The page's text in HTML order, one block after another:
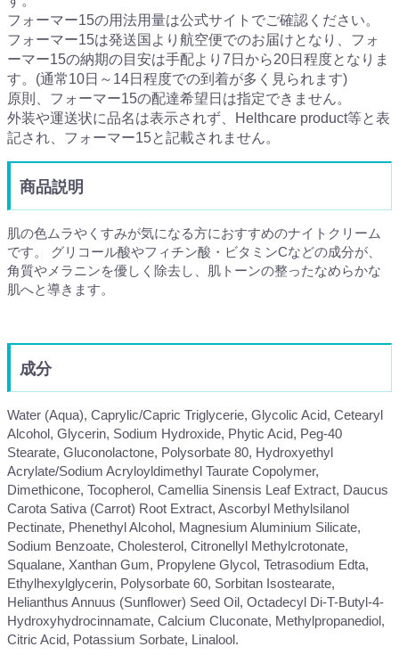
フォーマー15の用法用量は公式サイトでご確認ください。
フォーマー15は発送国より航空便でのお届けとなり、フォ
ーマー15の納期の目安は手配より7日から20日程度となりま
す。(通常10日～14日程度での到着が多く見られます)
原則、フォーマー15の配達希望日は指定できません。
外装や運送状に品名は表示されず、Helthcare product等と表
記され、フォーマー15と記載されません。
商品説明
肌の色ムラやくすみが気になる方におすすめのナイトクリーム
です。 グリコール酸やフィチン酸・ビタミンCなどの成分が、
角質やメラニンを優しく除去し、肌トーンの整ったなめらかな
肌へと導きます。
成分
Water (Aqua), Caprylic/Capric Triglycerie, Glycolic Acid, Cetearyl
Alcohol, Glycerin, Sodium Hydroxide, Phytic Acid, Peg-40
Stearate, Gluconolactone, Polysorbate 80, Hydroxyethyl
Acrylate/Sodium Acryloyldimethyl Taurate Copolymer,
Dimethicone, Tocopherol, Camellia Sinensis Leaf Extract, Daucus
Carota Sativa (Carrot) Root Extract, Ascorbyl Methylsilanol
Pectinate, Phenethyl Alcohol, Magnesium Aluminium Silicate,
Sodium Benzoate, Cholesterol, Citronellyl Methylcrotonate,
Squalane, Xanthan Gum, Propylene Glycol, Tetrasodium Edta,
Ethylhexylglycerin, Polysorbate 60, Sorbitan Isostearate,
Helianthus Annuus (Sunflower) Seed Oil, Octadecyl Di-T-Butyl-4-
Hydroxyhydrocinnamate, Calcium Cluconate, Methylpropanediol,
Citric Acid, Potassium Sorbate, Linalool.